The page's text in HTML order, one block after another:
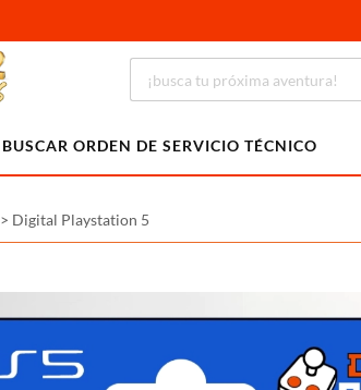
BUSCAR ORDEN DE SERVICIO TÉCNICO
> Digital Playstation 5